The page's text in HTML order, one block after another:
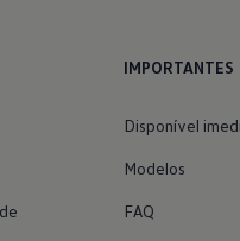
IMPORTANTES
Disponível
Modelos
FAQ